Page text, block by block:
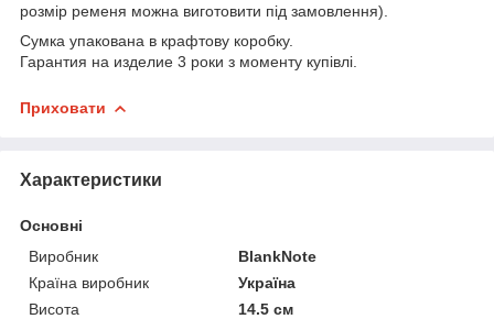
розмір ременя можна виготовити під замовлення).
Сумка упакована в крафтову коробку.
Гарантия на изделие 3 роки з моменту купівлі.
Приховати
Характеристики
Основні
Виробник
BlankNote
Країна виробник
Україна
Висота
14.5 см